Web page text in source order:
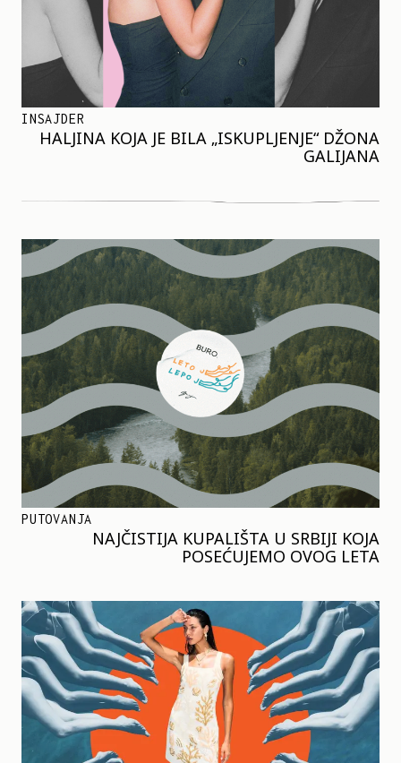
INSAJDER
HALJINA KOJA JE BILA „ISKUPLJENJE“ DŽONA
GALIJANA
PUTOVANJA
NAJČISTIJA KUPALIŠTA U SRBIJI KOJA
POSEĆUJEMO OVOG LETA